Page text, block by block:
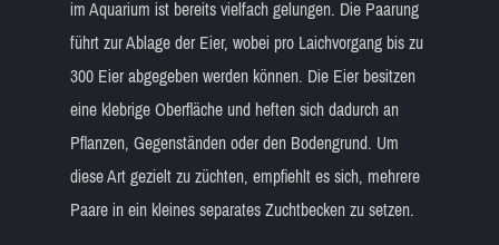
im Aquarium ist bereits vielfach gelungen. Die Paarung
führt zur Ablage der Eier, wobei pro Laichvorgang bis zu
300 Eier abgegeben werden können. Die Eier besitzen
eine klebrige Oberfläche und heften sich dadurch an
Pflanzen, Gegenständen oder den Bodengrund. Um
diese Art gezielt zu züchten, empfiehlt es sich, mehrere
Paare in ein kleines separates Zuchtbecken zu setzen.